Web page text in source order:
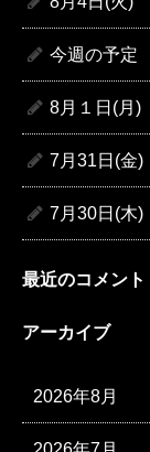
今週の予定
8月１日(月)
7月31日(金)
7月30日(木)
最近のコメント
アーカイブ
2026年8月